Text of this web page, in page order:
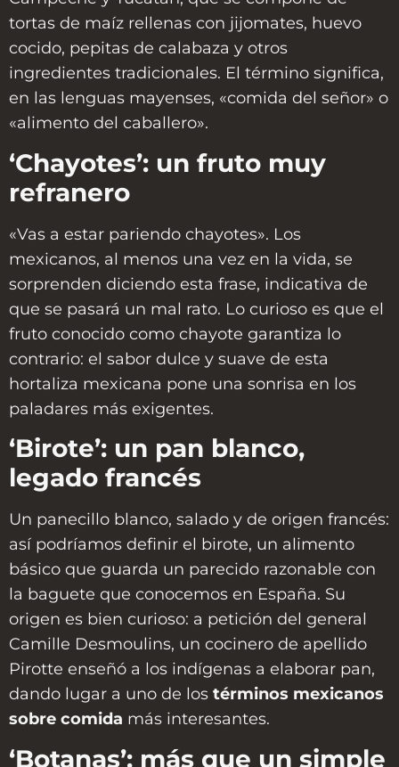
tortas de maíz rellenas con jijomates, huevo
cocido, pepitas de calabaza y otros
ingredientes tradicionales. El término significa,
en las lenguas mayenses, «comida del señor» o
«alimento del caballero».
‘Chayotes’: un fruto muy
refranero
«Vas a estar pariendo chayotes». Los
mexicanos, al menos una vez en la vida, se
sorprenden diciendo esta frase, indicativa de
que se pasará un mal rato. Lo curioso es que el
fruto conocido como chayote garantiza lo
contrario: el sabor dulce y suave de esta
hortaliza mexicana pone una sonrisa en los
paladares más exigentes.
‘Birote’: un pan blanco,
legado francés
Un panecillo blanco, salado y de origen francés:
así podríamos definir el birote, un alimento
básico que guarda un parecido razonable con
la baguete que conocemos en España. Su
origen es bien curioso: a petición del general
Camille Desmoulins, un cocinero de apellido
Pirotte enseñó a los indígenas a elaborar pan,
dando lugar a uno de los términos mexicanos
sobre comida más interesantes.
‘Botanas’: más que un simple